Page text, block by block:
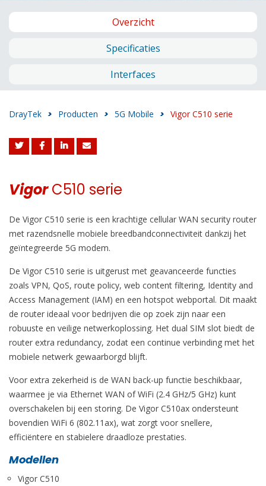
Overzicht
Specificaties
Interfaces
DrayTek > Producten > 5G Mobile > Vigor C510 serie
VigorC510 serie
De Vigor C510 serie is een krachtige cellular WAN security router
met razendsnelle mobiele breedbandconnectiviteit dankzij het
geïntegreerde 5G modem.
De Vigor C510 serie is uitgerust met geavanceerde functies
zoals VPN, QoS, route policy, web content filtering, Identity and
Access Management (IAM) en een hotspot webportal. Dit maakt
de router ideaal voor bedrijven die op zoek zijn naar een
robuuste en veilige netwerkoplossing. Het dual SIM slot biedt de
router extra redundancy, zodat een continue verbinding met het
mobiele netwerk gewaarborgd blijft.
Voor extra zekerheid is de WAN back-up functie beschikbaar,
waarmee je via Ethernet WAN of WiFi (2.4 GHz/5 GHz) kunt
overschakelen bij een storing. De Vigor C510ax ondersteunt
bovendien WiFi 6 (802.11ax), wat zorgt voor snellere,
efficiëntere en stabielere draadloze prestaties.
Modellen
Vigor C510